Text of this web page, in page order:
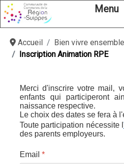
Menu
Accueil
Bien vivre ensemble
Inscription Animation RPE
Merci d'inscrire votre mail,
enfants qui participeront
naissance respective.
Le choix des dates se fera à
Toute participation nécessite l
des parents employeurs.
Email *